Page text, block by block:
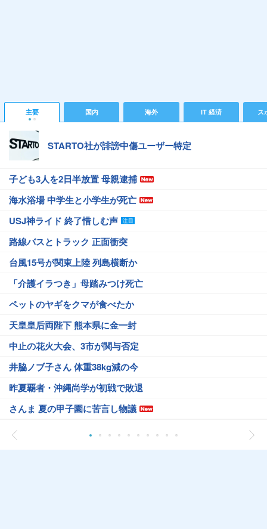
主要 国内 海外 IT 経済 ス
STARTO社が誹謗中傷ユーザー特定
子ども3人を2日半放置 母親逮捕
海水浴場 中学生と小学生が死亡
USJ神ライド 終了惜しむ声
路線バスとトラック 正面衝突
台風15号が関東上陸 列島横断か
「介護イラつき」母踏みつけ死亡
ペットのヤギをクマが食べたか
天皇皇后両陛下 熊本県に金一封
中止の花火大会、3市が関与否定
井脇ノブ子さん 体重38kg減の今
昨夏覇者・沖縄尚学が初戦で敗退
さんま 夏の甲子園に苦言し物議